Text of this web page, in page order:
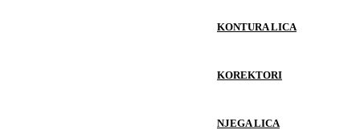
KONTURA LICA
KOREKTORI
NJEGA LICA